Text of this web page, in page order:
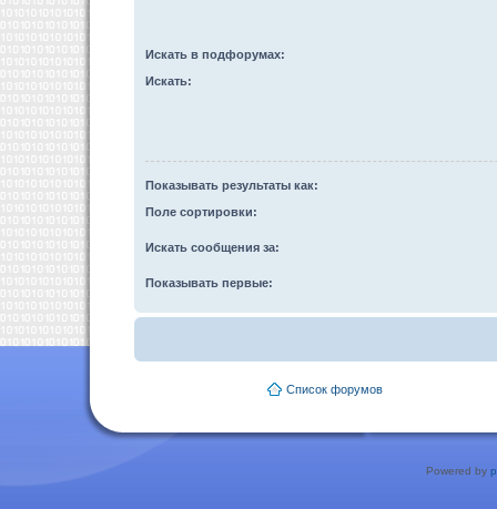
Искать в подфорумах:
Искать:
Показывать результаты как:
Поле сортировки:
Искать сообщения за:
Показывать первые:
Список форумов
Powered by